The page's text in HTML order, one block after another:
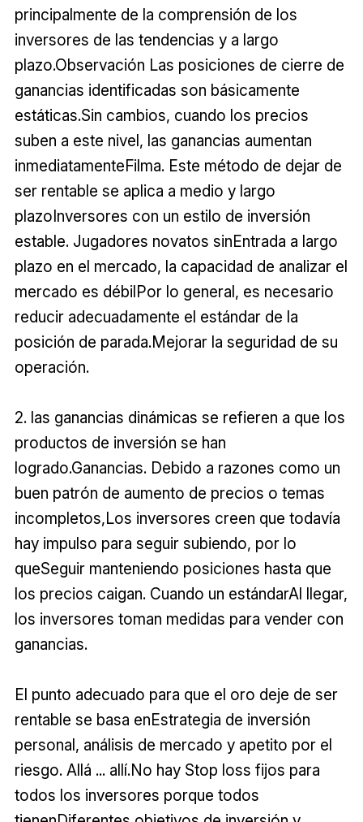
principalmente de la comprensión de los
inversores de las tendencias y a largo
plazo.Observación Las posiciones de cierre de
ganancias identificadas son básicamente
estáticas.Sin cambios, cuando los precios
suben a este nivel, las ganancias aumentan
inmediatamenteFilma. Este método de dejar de
ser rentable se aplica a medio y largo
plazoInversores con un estilo de inversión
estable. Jugadores novatos sinEntrada a largo
plazo en el mercado, la capacidad de analizar el
mercado es débilPor lo general, es necesario
reducir adecuadamente el estándar de la
posición de parada.Mejorar la seguridad de su
operación.
2. las ganancias dinámicas se refieren a que los
productos de inversión se han
logrado.Ganancias. Debido a razones como un
buen patrón de aumento de precios o temas
incompletos,Los inversores creen que todavía
hay impulso para seguir subiendo, por lo
queSeguir manteniendo posiciones hasta que
los precios caigan. Cuando un estándarAl llegar,
los inversores toman medidas para vender con
ganancias.
El punto adecuado para que el oro deje de ser
rentable se basa enEstrategia de inversión
personal, análisis de mercado y apetito por el
riesgo. Allá ... allí.No hay Stop loss fijos para
todos los inversores porque todos